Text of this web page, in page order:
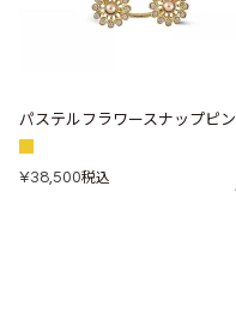
パステルフラワースナップピン
¥38,500税込